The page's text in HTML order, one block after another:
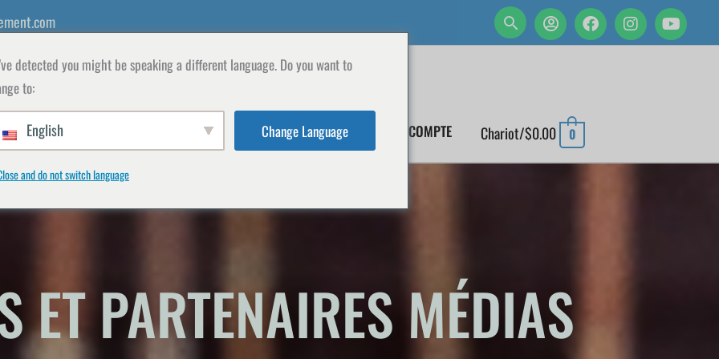
WDM BOUTIQUE REGISTRE MON COMPTE Chariot/$0.00 0
ET PARTENAIRES MÉDIAS
detected you might be speaking a different language. Do you want to
to:
English Change Language
and do not switch language